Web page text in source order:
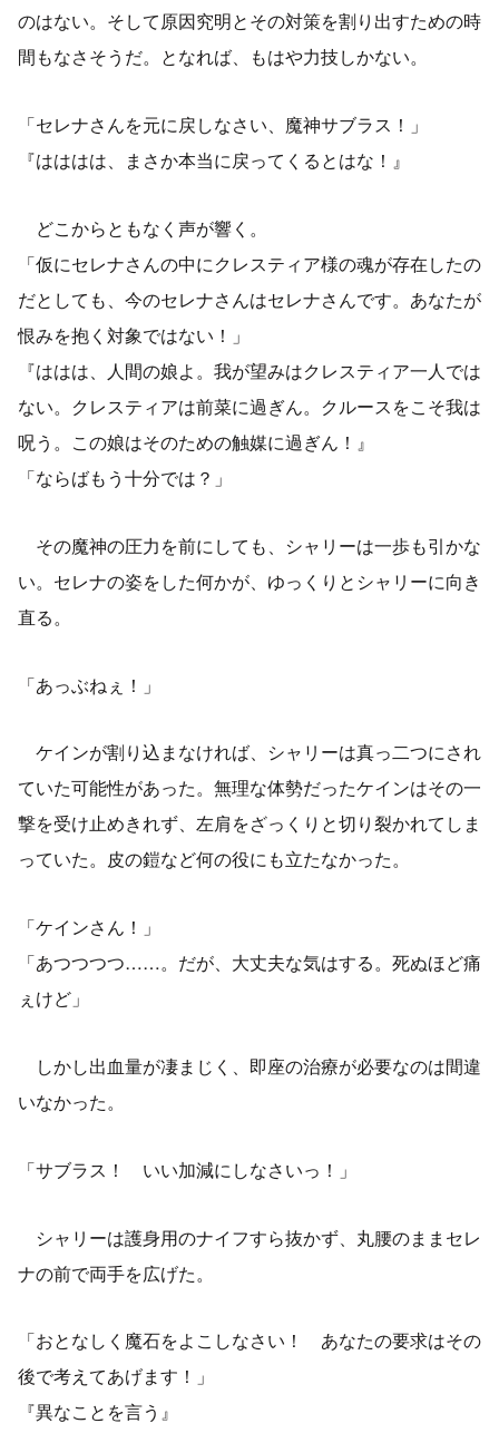
のはない。そして原因究明とその対策を割り出すための時
間もなさそうだ。となれば、もはや力技しかない。
「セレナさんを元に戻しなさい、魔神サブラス！」
『はははは、まさか本当に戻ってくるとはな！』
どこからともなく声が響く。
「仮にセレナさんの中にクレスティア様の魂が存在したの
だとしても、今のセレナさんはセレナさんです。あなたが
恨みを抱く対象ではない！」
『ははは、人間の娘よ。我が望みはクレスティア一人では
ない。クレスティアは前菜に過ぎん。クルースをこそ我は
呪う。この娘はそのための触媒に過ぎん！』
「ならばもう十分では？」
その魔神の圧力を前にしても、シャリーは一歩も引かな
い。セレナの姿をした何かが、ゆっくりとシャリーに向き
直る。
「あっぶねぇ！」
ケインが割り込まなければ、シャリーは真っ二つにされ
ていた可能性があった。無理な体勢だったケインはその一
撃を受け止めきれず、左肩をざっくりと切り裂かれてしま
っていた。皮の鎧など何の役にも立たなかった。
「ケインさん！」
「あつつつつ……。だが、大丈夫な気はする。死ぬほど痛
ぇけど」
しかし出血量が凄まじく、即座の治療が必要なのは間違
いなかった。
「サブラス！ いい加減にしなさいっ！」
シャリーは護身用のナイフすら抜かず、丸腰のままセレ
ナの前で両手を広げた。
「おとなしく魔石をよこしなさい！ あなたの要求はその
後で考えてあげます！」
『異なことを言う』